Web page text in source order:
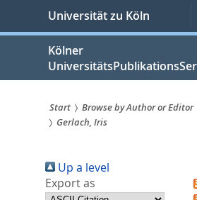
springen
Universität zu Köln
Kölner
Sie
sind
hier:
Start Browse by Author or Editor
Gerlach, Iris
Up a level
Export as